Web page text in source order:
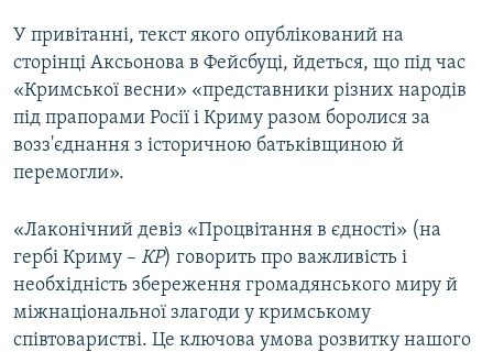
ВІДЕОУРОКИ «ELIFBE»
СВІДЧЕННЯ ОКУПАЦІЇ
УКРАЇНСЬКА ПРОБЛЕМА КРИМУ
ІНФОГРАФІКА
Русский
Qırımtatar
ДОЛУЧАЙСЯ!
Усі сайти RFE/RL
У привітанні, текст якого опублікований на
сторінці Аксьонова в Фейсбуці, йдеться, що під час
«Кримської весни» «представники різних народів
під прапорами Росії і Криму разом боролися за
возз'єднання з історичною батьківщиною й
перемогли».
«Лаконічний девіз «Процвітання в єдності» (на
гербі Криму – КР) говорить про важливість і
необхідність збереження громадянського миру й
міжнаціональної злагоди у кримському
співтоваристві. Це ключова умова розвитку нашого